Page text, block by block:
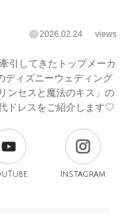
2026.02.24 views
引してきたトップメーカ
ディズニーウェディング
ンセスと魔法のキス」の
ドレスをご紹介します♡
Instagram